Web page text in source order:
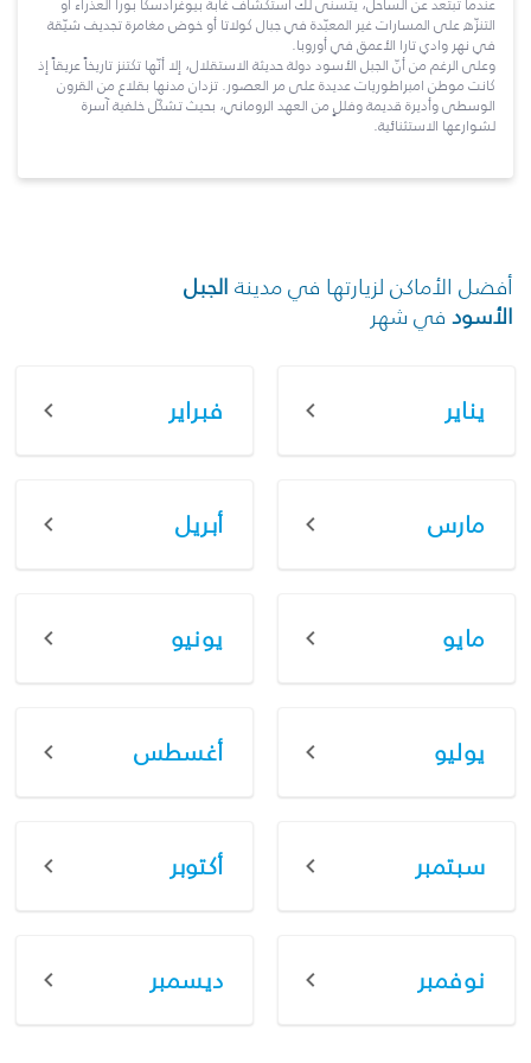
عندما تبتعد عن الساحل، يتسنّى لك استكشاف غابة بيوغرادسكا بورا العذراء أو
التنزّه على المسارات غير المعبّدة في جبال كولاتا أو خوض مغامرة تجديف شيّقة
في نهر وادي تارا الأعمق في أوروبا.
وعلى الرغم من أنّ الجبل الأسود دولة حديثة الاستقلال، إلا أنّها تكتنز تاريخاً عريقاً إذ
كانت موطن امبراطوريات عديدة على مر العصور. تزدان مدنها بقلاع من القرون
الوسطى وأديرة قديمة وفللٍ من العهد الروماني، بحيث تشكّل خلفية آسرة
لشوارعها الاستثنائية.
أفضل الأماكن لزيارتها في مدينة الجبل
الأسود في شهر
يناير فبراير
مارس أبريل
مايو يونيو
يوليو أغسطس
سبتمبر أكتوبر
نوفمبر ديسمبر